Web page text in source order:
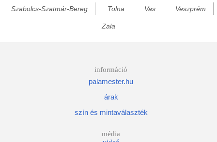
Bisse
Szabolcs-Szatmár-Bereg Tolna Vas Veszprém
Zala
információ
palamester.hu
árak
szín és mintaválaszték
média